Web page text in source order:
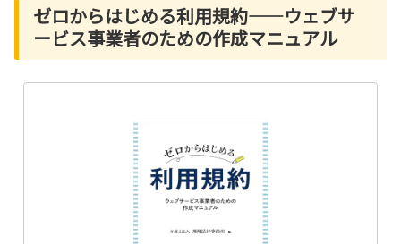
ゼロからはじめる利用規約――ウェブサ
ービス事業者のための作成マニュアル